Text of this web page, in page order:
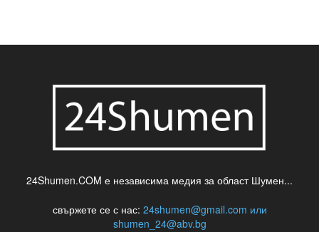
24Shumen.COM е независима медия за област Шумен...
свържете се с нас: 24shumen@gmail.com или
shumen_24@abv.bg